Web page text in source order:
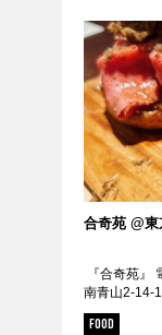
GOODS
GADGET
FORTUNE
合奇苑 @
『合奇苑』
南青山2-14-
から徒歩3分
前駅から2...
FOOD